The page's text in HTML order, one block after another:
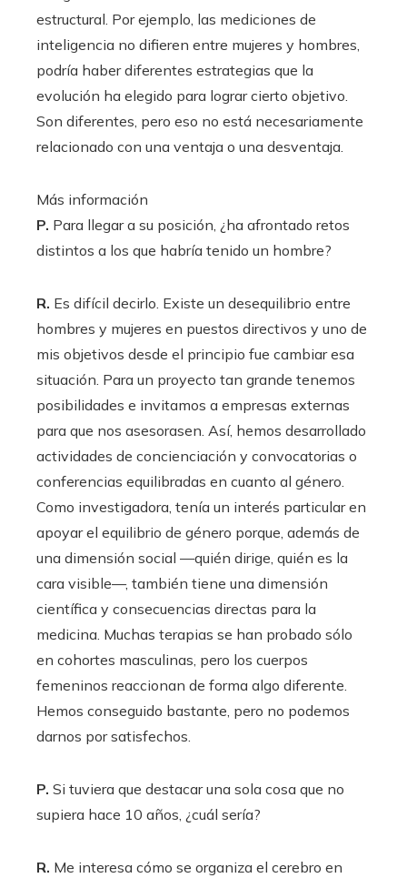
estructural. Por ejemplo, las mediciones de
inteligencia no difieren entre mujeres y hombres,
podría haber diferentes estrategias que la
evolución ha elegido para lograr cierto objetivo.
Son diferentes, pero eso no está necesariamente
relacionado con una ventaja o una desventaja.
Más información
P. Para llegar a su posición, ¿ha afrontado retos
distintos a los que habría tenido un hombre?
R. Es difícil decirlo. Existe un desequilibrio entre
hombres y mujeres en puestos directivos y uno de
mis objetivos desde el principio fue cambiar esa
situación. Para un proyecto tan grande tenemos
posibilidades e invitamos a empresas externas
para que nos asesorasen. Así, hemos desarrollado
actividades de concienciación y convocatorias o
conferencias equilibradas en cuanto al género.
Como investigadora, tenía un interés particular en
apoyar el equilibrio de género porque, además de
una dimensión social —quién dirige, quién es la
cara visible—, también tiene una dimensión
científica y consecuencias directas para la
medicina. Muchas terapias se han probado sólo
en cohortes masculinas, pero los cuerpos
femeninos reaccionan de forma algo diferente.
Hemos conseguido bastante, pero no podemos
darnos por satisfechos.
P. Si tuviera que destacar una sola cosa que no
supiera hace 10 años, ¿cuál sería?
R. Me interesa cómo se organiza el cerebro en